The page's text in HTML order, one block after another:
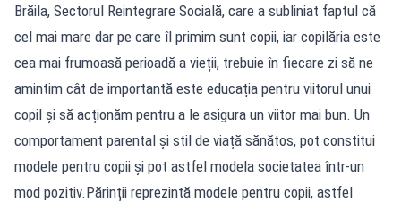
Brăila, Sectorul Reintegrare Socială, care a subliniat faptul că
cel mai mare dar pe care îl primim sunt copii, iar copilăria este
cea mai frumoasă perioadă a vieții, trebuie în fiecare zi să ne
amintim cât de importantă este educația pentru viitorul unui
copil și să acționăm pentru a le asigura un viitor mai bun. Un
comportament parental și stil de viață sănătos, pot constitui
modele pentru copii și pot astfel modela societatea într-un
mod pozitiv.Părinții reprezintă modele pentru copii, astfel